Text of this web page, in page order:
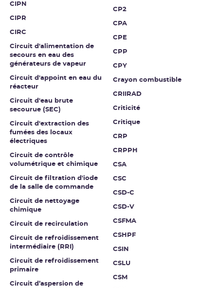
CIPN
CIPR
CIRC
Circuit d'alimentation de
secours en eau des
générateurs de vapeur
Circuit d'appoint en eau du
réacteur
Circuit d'eau brute
secourue (SEC)
Circuit d'extraction des
fumées des locaux
électriques
Circuit de contrôle
volumétrique et chimique
Circuit de filtration d'iode
de la salle de commande
Circuit de nettoyage
chimique
Circuit de recirculation
Circuit de refroidissement
intermédiaire (RRI)
Circuit de refroidissement
primaire
Circuit d’aspersion de
CP2
CPA
CPE
CPP
CPY
Crayon combustible
CRIIRAD
Criticité
Critique
CRP
CRPPH
CSA
CSC
CSD-C
CSD-V
CSFMA
CSHPF
CSIN
CSLU
CSM